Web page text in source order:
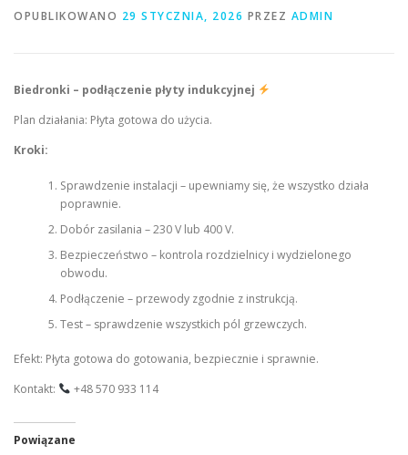
OPUBLIKOWANO 29 STYCZNIA, 2026 PRZEZ ADMIN
Biedronki – podłączenie płyty indukcyjnej
Plan działania: Płyta gotowa do użycia.
Kroki:
Sprawdzenie instalacji – upewniamy się, że wszystko działa
poprawnie.
Dobór zasilania – 230 V lub 400 V.
Bezpieczeństwo – kontrola rozdzielnicy i wydzielonego
obwodu.
Podłączenie – przewody zgodnie z instrukcją.
Test – sprawdzenie wszystkich pól grzewczych.
Efekt: Płyta gotowa do gotowania, bezpiecznie i sprawnie.
Kontakt:
+48 570 933 114
Powiązane